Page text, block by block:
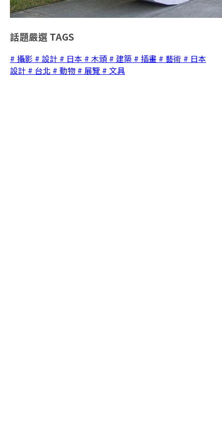
話題嚴選 TAGS
# 攝影 # 設計 # 日本 # 木頭 # 建築 # 插畫 # 藝術 # 日本
設計 # 台北 # 動物 # 展覽 # 文具